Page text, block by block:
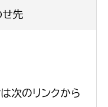
せ先
次のリンクから